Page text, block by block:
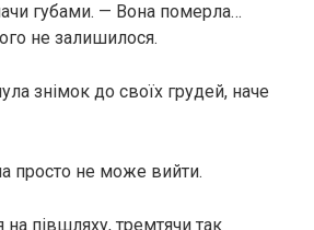
губами. — Вона померла…
не залишилося.
знімок до своїх грудей, наче
просто не може вийти.
на півшляху, тремтячи так